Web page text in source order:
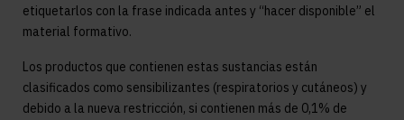
etiquetarlos con la frase indicada antes y “hacer disponible” el
material formativo.
Los productos que contienen estas sustancias están
clasificados como sensibilizantes (respiratorios y cutáneos) y
debido a la nueva restricción, si contienen más de 0,1% de